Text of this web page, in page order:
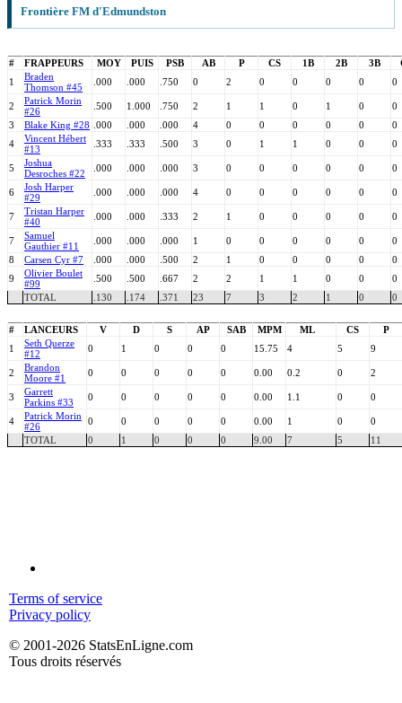
Frontière FM d'Edmundston
# FRAPPEURS MOY PUIS PSB AB P CS 1B 2B 3B
1
Braden
Thomson #45
.000 .000 .750 0 2 0 0 0 0 0
2
Patrick Morin
#26
.500 1.000 .750 2 1 1 0 1 0
0
3
Blake King #28 .000 .000 .000 4 0 0 0 0 0
0
4
Vincent Hébert
#13
.333 .333 .500 3 0 1 1 0 0 0
5
Joshua
Desroches #22
.000 .000 .000 3 0 0 0 0 0 0
6
Josh Harper
#29
.000 .000 .000 4 0 0 0 0 0 0
7
Tristan Harper
#40
.000 .000 .333 2 1 0 0 0 0 0
7
Samuel
Gauthier #11
.000 .000 .000 1 0 0 0 0 0
0
8
Carsen Cyr #7 .000 .000 .500 2 1 0 0 0 0
0
9
Olivier Boulet
#99
.500 .500 .667 2 2 1 1 0 0
0
TOTAL
.130 .174 .371 23 7 3 2 1 0 0
# LANCEURS V D S AP SAB MPM ML CS
P
1
Seth Querze
#12
0 1 0 0 0 15.75 4 5 9
2
Brandon
Moore #1
0 0 0 0 0 0.00 0.2 0 2
3
Garrett
Parkins #33
0 0 0 0 0 0.00 1.1 0 0
4
Patrick Morin
#26
0 0 0 0 0 0.00 1 0
0
TOTAL
0 1 0 0 0 9.00 7 5 11
Terms of service
Privacy policy
© 2001-2026 StatsEnLigne.com
Tous droits réservés